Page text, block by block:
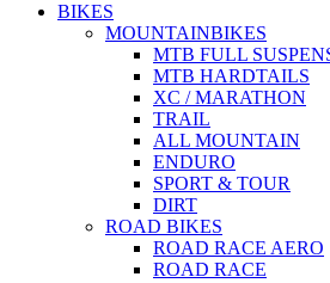
BIKES
MOUNTAINBIKES
MTB FULL
MTB HARDTAILS
XC / MARATHON
TRAIL
ALL MOUNTAIN
ENDURO
SPORT & TOUR
DIRT
ROAD BIKES
ROAD RACE AERO
ROAD RACE